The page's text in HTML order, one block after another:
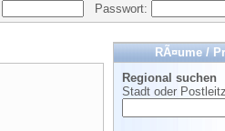
Passwort:
RÃ¤ume /
Regional suchen
Stadt oder